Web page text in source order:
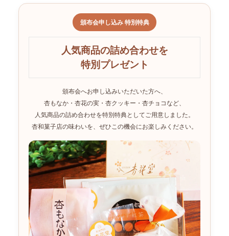
頒布会申し込み 特別特典
人気商品の詰め合わせを
特別プレゼント
頒布会へお申し込みいただいた方へ、
杏もなか・杏花の実・杏クッキー・杏チョコなど、
人気商品の詰め合わせを特別特典としてご用意しました。
杏和菓子店の味わいを、ぜひこの機会にお楽しみください。